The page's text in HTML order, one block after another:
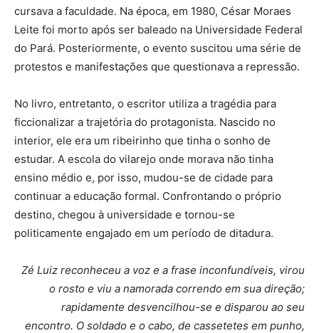
cursava a faculdade. Na época, em 1980, César Moraes
Leite foi morto após ser baleado na Universidade Federal
do Pará. Posteriormente, o evento suscitou uma série de
protestos e manifestações que questionava a repressão.
No livro, entretanto, o escritor utiliza a tragédia para
ficcionalizar a trajetória do protagonista. Nascido no
interior, ele era um ribeirinho que tinha o sonho de
estudar. A escola do vilarejo onde morava não tinha
ensino médio e, por isso, mudou-se de cidade para
continuar a educação formal. Confrontando o próprio
destino, chegou à universidade e tornou-se
politicamente engajado em um período de ditadura.
Zé Luiz reconheceu a voz e a frase inconfundíveis, virou
o rosto e viu a namorada correndo em sua direção;
rapidamente desvencilhou-se e disparou ao seu
encontro. O soldado e o cabo, de cassetetes em punho,